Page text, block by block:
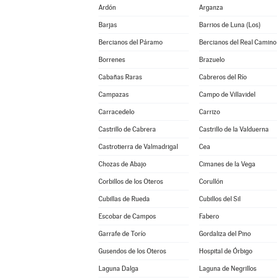
Ardón Arganza
Barjas Barrios de Luna (Los)
Bercianos del Páramo Bercianos del Real Camino
Borrenes Brazuelo
Cabañas Raras Cabreros del Río
Campazas Campo de Villavidel
Carracedelo Carrizo
Castrillo de Cabrera Castrillo de la Valduerna
Castrotierra de Valmadrigal Cea
Chozas de Abajo Cimanes de la Vega
Corbillos de los Oteros Corullón
Cubillas de Rueda Cubillos del Sil
Escobar de Campos Fabero
Garrafe de Torío Gordaliza del Pino
Gusendos de los Oteros Hospital de Órbigo
Laguna Dalga Laguna de Negrillos